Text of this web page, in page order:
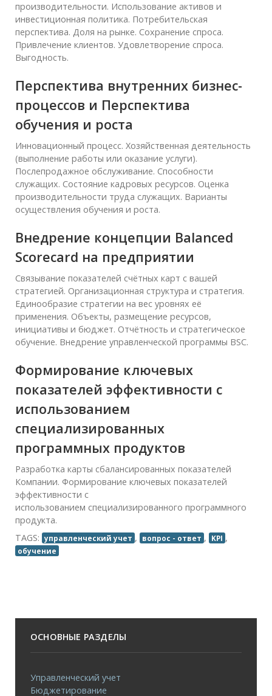
производительности. Использование активов и
инвестиционная политика. Потребительская
перспектива. Доля на рынке. Сохранение спроса.
Привлечение клиентов. Удовлетворение спроса.
Выгодность.
Перспектива внутренних бизнес-
процессов и Перспектива
обучения и роста
Инновационный процесс. Хозяйственная деятельность
(выполнение работы или оказание услуги).
Послепродажное обслуживание. Способности
служащих. Состояние кадровых ресурсов. Оценка
производительности труда служащих. Варианты
осуществления обучения и роста.
Внедрение концепции Balanced
Scorecard на предприятии
Связывание показателей счётных карт с вашей
стратегией. Организационная структура и стратегия.
Единообразие стратегии на вес уровнях её
применения. Объекты, размещение ресурсов,
инициативы и бюджет. Отчётность и стратегическое
обучение. Внедрение управленческой программы BSC.
Формирование ключевых
показателей эффективности с
использованием
специализированных
программных продуктов
Разработка карты сбалансированных показателей
Компании. Формирование ключевых показателей
эффективности с
использованием специализированного программного
продукта.
TAGS: управленческий учет , вопрос - ответ , KPI ,
обучение
ОСНОВНЫЕ РАЗДЕЛЫ
Управленческий учет
Бюджетирование